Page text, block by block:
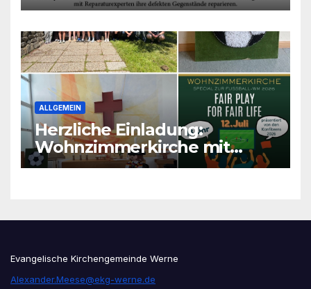
ALLGEMEIN
Herzliche Einladung:
Wohnzimmerkirche mit
unseren Konfis
Evangelische Kirchengemeinde Werne
Alexander.Meese@ekg-werne.de